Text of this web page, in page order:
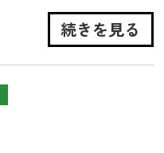
続きを見る